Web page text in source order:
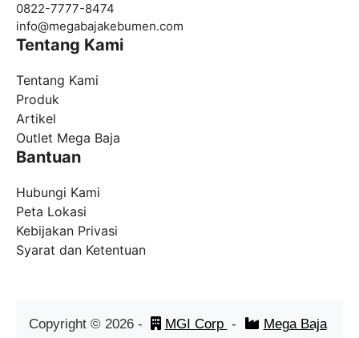
0822-7777-8474
info@megabajakebumen.com
Tentang Kami
Tentang Kami
Produk
Artikel
Outlet Mega Baja
Bantuan
Hubungi Kami
Peta Lokasi
Kebijakan Privasi
Syarat dan Ketentuan
Copyright © 2026- MGI Corp - Mega Baja